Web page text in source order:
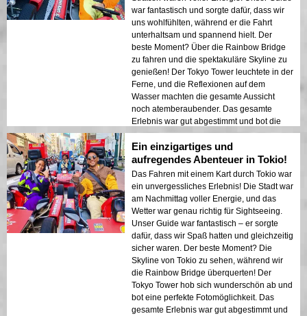
war fantastisch und sorgte dafür, dass wir
uns wohlfühlten, während er die Fahrt
unterhaltsam und spannend hielt. Der
beste Moment? Über die Rainbow Bridge
zu fahren und die spektakuläre Skyline zu
genießen! Der Tokyo Tower leuchtete in der
Ferne, und die Reflexionen auf dem
Wasser machten die gesamte Aussicht
noch atemberaubender. Das gesamte
Erlebnis war gut abgestimmt und bot die
perfekte Mischung aus Abenteuer und
Sightseeing. Wenn Sie in Tokio sind, ist das
eine Erfahrung, die Sie nicht verpassen
sollten!
Ein einzigartiges und
aufregendes Abenteuer in Tokio!
Das Fahren mit einem Kart durch Tokio war
ein unvergessliches Erlebnis! Die Stadt war
am Nachmittag voller Energie, und das
Wetter war genau richtig für Sightseeing.
Unser Guide war fantastisch – er sorgte
dafür, dass wir Spaß hatten und gleichzeitig
sicher waren. Der beste Moment? Die
Skyline von Tokio zu sehen, während wir
die Rainbow Bridge überquerten! Der
Tokyo Tower hob sich wunderschön ab und
bot eine perfekte Fotomöglichkeit. Das
gesamte Erlebnis war gut abgestimmt und